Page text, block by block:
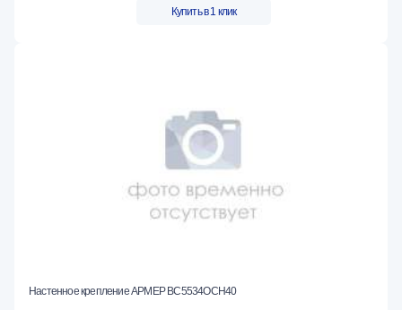
Купить в 1 клик
Настенное крепление АРМЕР ВС5534ОСН40